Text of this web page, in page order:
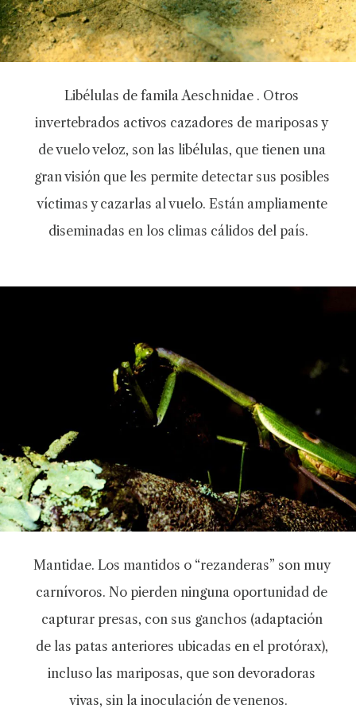
Libélulas de famila Aeschnidae . Otros
invertebrados activos cazadores de mariposas y
de vuelo veloz, son las libélulas, que tienen una
gran visión que les permite detectar sus posibles
víctimas y cazarlas al vuelo. Están ampliamente
diseminadas en los climas cálidos del país.
Mantidae. Los mantidos o “rezanderas” son muy
carnívoros. No pierden ninguna oportunidad de
capturar presas, con sus ganchos (adaptación
de las patas anteriores ubicadas en el protórax),
incluso las mariposas, que son devoradoras
vivas, sin la inoculación de venenos.